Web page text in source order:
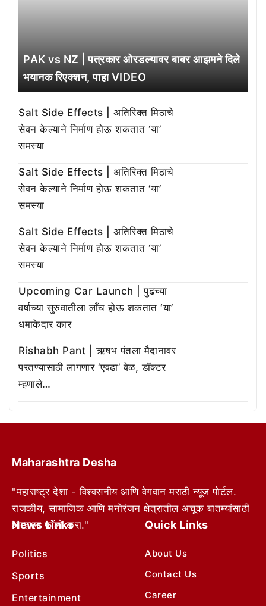
PAK vs NZ | पत्रकार ओरडल्यावर बाबर आझमने दिले
भयानक रिएक्शन, पाहा VIDEO
Salt Side Effects | अतिरिक्त मिठाचे
सेवन केल्याने निर्माण होऊ शकतात ‘या’
समस्या
Salt Side Effects | अतिरिक्त मिठाचे
सेवन केल्याने निर्माण होऊ शकतात ‘या’
समस्या
Salt Side Effects | अतिरिक्त मिठाचे
सेवन केल्याने निर्माण होऊ शकतात ‘या’
समस्या
Upcoming Car Launch | पुढच्या
वर्षाच्या सुरुवातीला लाँच होऊ शकतात ‘या’
धमाकेदार कार
Rishabh Pant | ऋषभ पंतला मैदानावर
परतण्यासाठी लागणार ‘एवढा’ वेळ, डॉक्टर
म्हणाले…
Maharashtra Desha
"महाराष्ट्र देशा - विश्वसनीय आणि वेगवान मराठी न्यूज पोर्टल.
राजकीय, सामाजिक आणि मनोरंजन क्षेत्रातील अचूक बातम्यांसाठी
आम्हाला फॉलो करा."
News Links
Politics
Sports
Entertainment
Quick Links
About Us
Contact Us
Career